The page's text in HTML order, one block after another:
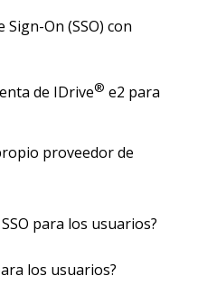
On (SSO) con
de IDrive® e2 para
proveedor de
para los usuarios?
los usuarios?